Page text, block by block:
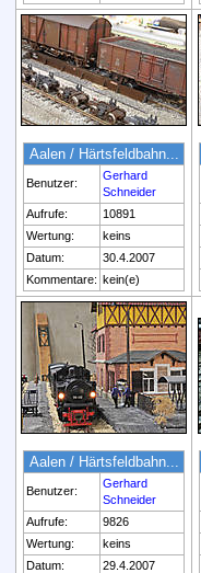
Aalen / Härtsfeldbahn...
Benutzer:
Gerhard
Schneider
Aufrufe:
10891
Wertung:
keins
Datum:
30.4.2007
Kommentare: kein(e)
Aalen / Härtsfeldbahn...
Benutzer:
Gerhard
Schneider
Aufrufe:
9826
Wertung:
keins
Datum:
29.4.2007